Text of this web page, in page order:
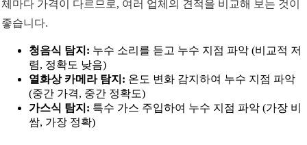
체마다 가격이 다르므로, 여러 업체의 견적을 비교해 보는 것이
좋습니다.
청음식 탐지: 누수 소리를 듣고 누수 지점 파악 (비교적 저
렴, 정확도 낮음)
열화상 카메라 탐지: 온도 변화 감지하여 누수 지점 파악
(중간 가격, 중간 정확도)
가스식 탐지: 특수 가스 주입하여 누수 지점 파악 (가장 비
쌈, 가장 정확)